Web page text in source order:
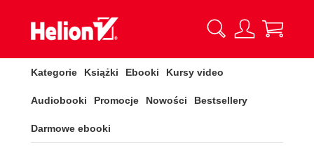
Kategorie Książki Ebooki Kursy video
Audiobooki Promocje Nowości Bestsellery
Darmowe ebooki